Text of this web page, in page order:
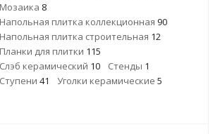
Мозаика 8
Напольная плитка коллекционная 90
Напольная плитка строительная 12
Планки для плитки 115
Слэб керамический 10 Стенды 1
Ступени 41 Уголки керамические 5